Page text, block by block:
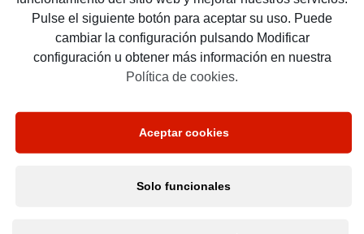
Pulse el siguiente botón para aceptar su uso. Puede
cambiar la configuración pulsando Modificar
configuración u obtener más información en nuestra
Política de cookies.
Aceptar cookies
Solo funcionales
He leído y acepto la política de privacidady tratamiento